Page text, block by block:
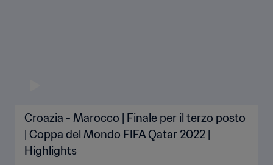
Croazia - Marocco | Finale per il terzo posto
| Coppa del Mondo FIFA Qatar 2022 |
Highlights